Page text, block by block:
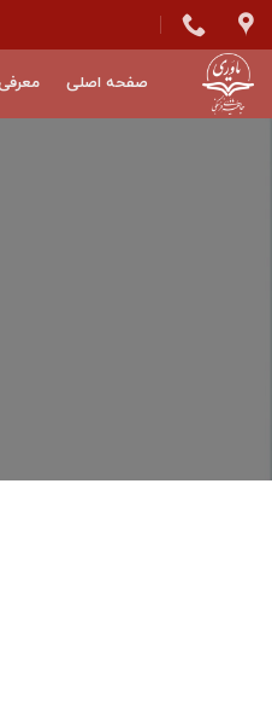
Skip
to
content
صفحه اصلی